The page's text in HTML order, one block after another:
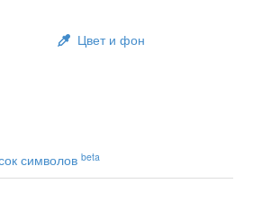
Цвет и фон
символов beta